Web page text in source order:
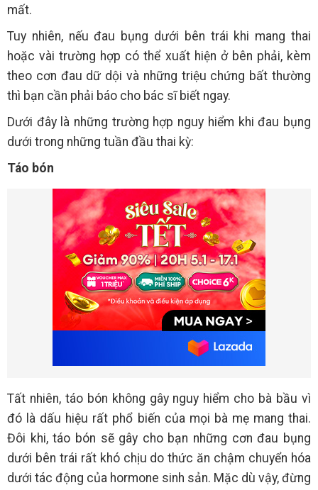
mất.
Tuy nhiên, nếu đau bụng dưới bên trái khi mang thai
hoặc vài trường hợp có thể xuất hiện ở bên phải, kèm
theo cơn đau dữ dội và những triệu chứng bất thường
thì bạn cần phải báo cho bác sĩ biết ngay.
Dưới đây là những trường hợp nguy hiểm khi đau bụng
dưới trong những tuần đầu thai kỳ:
Táo bón
Tất nhiên, táo bón không gây nguy hiểm cho bà bầu vì
đó là dấu hiệu rất phổ biến của mọi bà mẹ mang thai.
Đôi khi, táo bón sẽ gây cho bạn những cơn đau bụng
dưới bên trái rất khó chịu do thức ăn chậm chuyển hóa
dưới tác động của hormone sinh sản. Mặc dù vậy, đừng